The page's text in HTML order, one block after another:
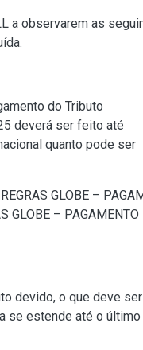
a observarem as
do Tributo
deverá ser feito até
quanto pode ser
GLOBE –
GLOBE – PAGAMENTO
devido, o que deve
se estende até o